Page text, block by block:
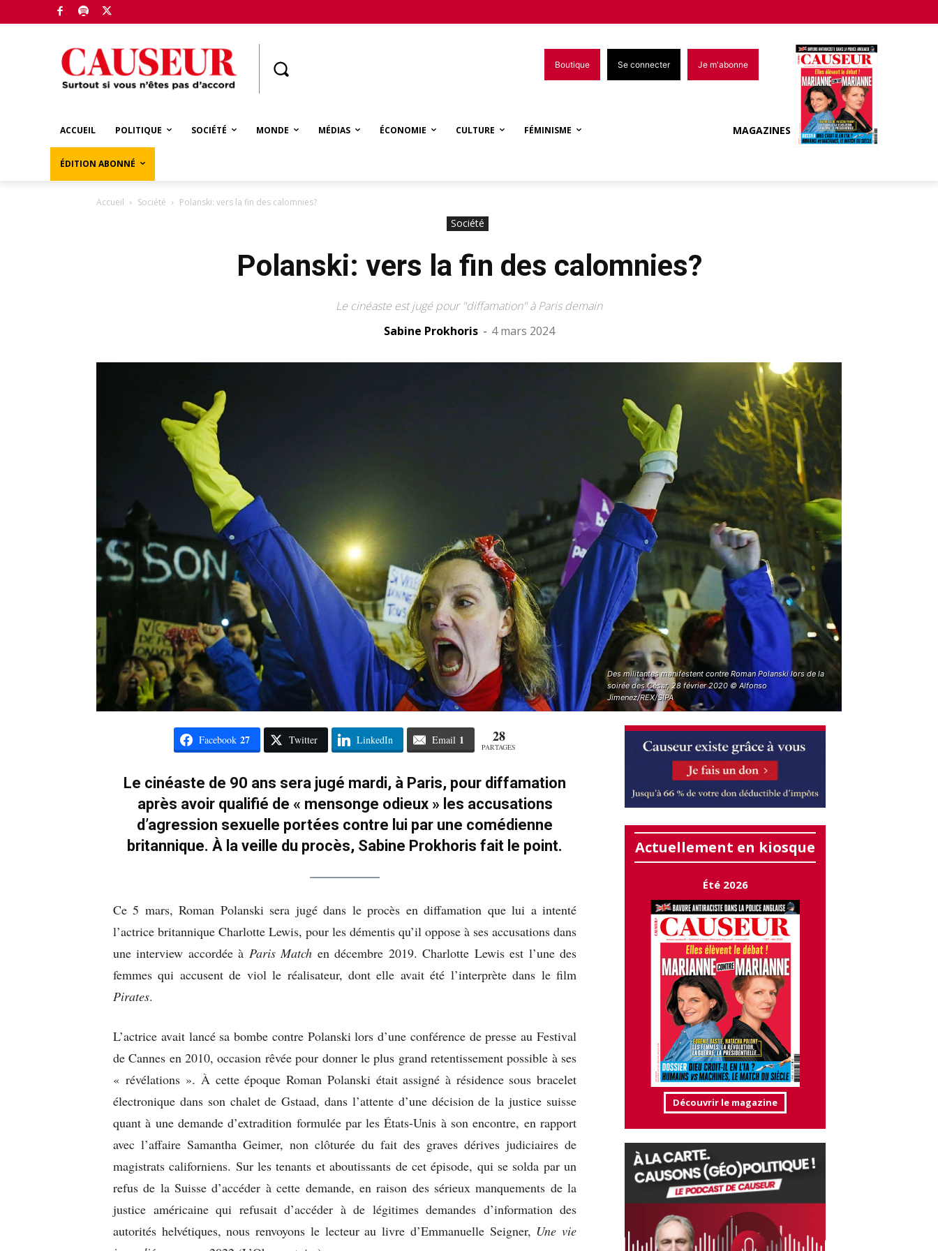
Boutique Se connecter Je m'abonne
ACCUEIL POLITIQUE SOCIÉTÉ MONDE MÉDIAS ÉCONOMIE CULTURE FÉMINISME
ÉDITION ABONNÉ
MAGAZINES
Accueil Société Polanski: vers la fin des calomnies?
Société
Polanski: vers la fin des calomnies?
Le cinéaste est jugé pour "diffamation" à Paris demain
Sabine Prokhoris - 4 mars 2024
Des militantes manifestent contre Roman Polanski lors de la
soirée des César, 28 février 2020 © Alfonso
Jimenez/REX/SIPA
Facebook 27 Twitter LinkedIn Email 1 28
PARTAGES
Le cinéaste de 90 ans sera jugé mardi, à Paris, pour diffamation
après avoir qualifié de « mensonge odieux » les accusations
d’agression sexuelle portées contre lui par une comédienne
britannique. À la veille du procès, Sabine Prokhoris fait le point.
Ce 5 mars, Roman Polanski sera jugé dans le procès en diffamation que lui a intenté
l’actrice britannique Charlotte Lewis, pour les démentis qu’il oppose à ses accusations dans
une interview accordée à Paris Match en décembre 2019. Charlotte Lewis est l’une des
femmes qui accusent de viol le réalisateur, dont elle avait été l’interprète dans le film
Pirates.
L’actrice avait lancé sa bombe contre Polanski lors d’une conférence de presse au Festival
de Cannes en 2010, occasion rêvée pour donner le plus grand retentissement possible à ses
« révélations ». À cette époque Roman Polanski était assigné à résidence sous bracelet
électronique dans son chalet de Gstaad, dans l’attente d’une décision de la justice suisse
quant à une demande d’extradition formulée par les États-Unis à son encontre, en rapport
avec l’affaire Samantha Geimer, non clôturée du fait des graves dérives judiciaires de
magistrats californiens. Sur les tenants et aboutissants de cet épisode, qui se solda par un
refus de la Suisse d’accéder à cette demande, en raison des sérieux manquements de la
justice américaine qui refusait d’accéder à de légitimes demandes d’information des
autorités helvétiques, nous renvoyons le lecteur au livre d’Emmanuelle Seigner, Une vie
Actuellement en kiosque
Été 2026
Découvrir le magazine